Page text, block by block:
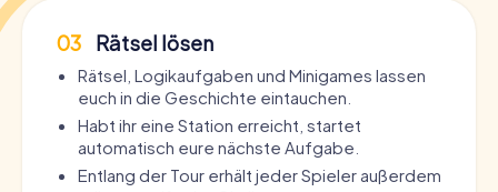
03 Rätsel lösen
Rätsel, Logikaufgaben und Minigames lassen
euch in die Geschichte eintauchen.
Habt ihr eine Station erreicht, startet
automatisch eure nächste Aufgabe.
Entlang der Tour erhält jeder Spieler außerdem